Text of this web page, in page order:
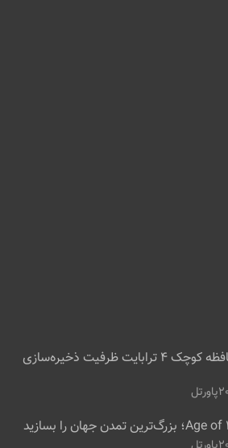
این کارت حافظه کوچک ۴ ترابایت ظرفیت ذخیره‌سازی
پاورتل